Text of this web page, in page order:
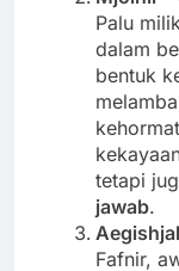
Palu
dalam
bentuk
tetapi
jawab.
Fafnir,